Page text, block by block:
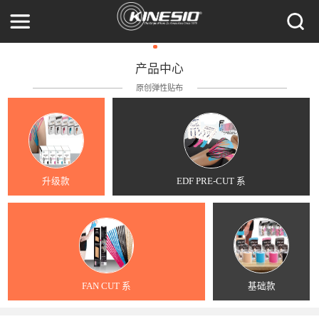
产品中心
原创弹性贴布
升级款 EDF PRE-CUT 系
FAN CUT 系 基础款